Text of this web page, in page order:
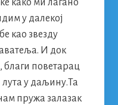
како ми лагано
у далекој
као звезду
И док
благи поветарац
у даљину.Та
пружа залазак